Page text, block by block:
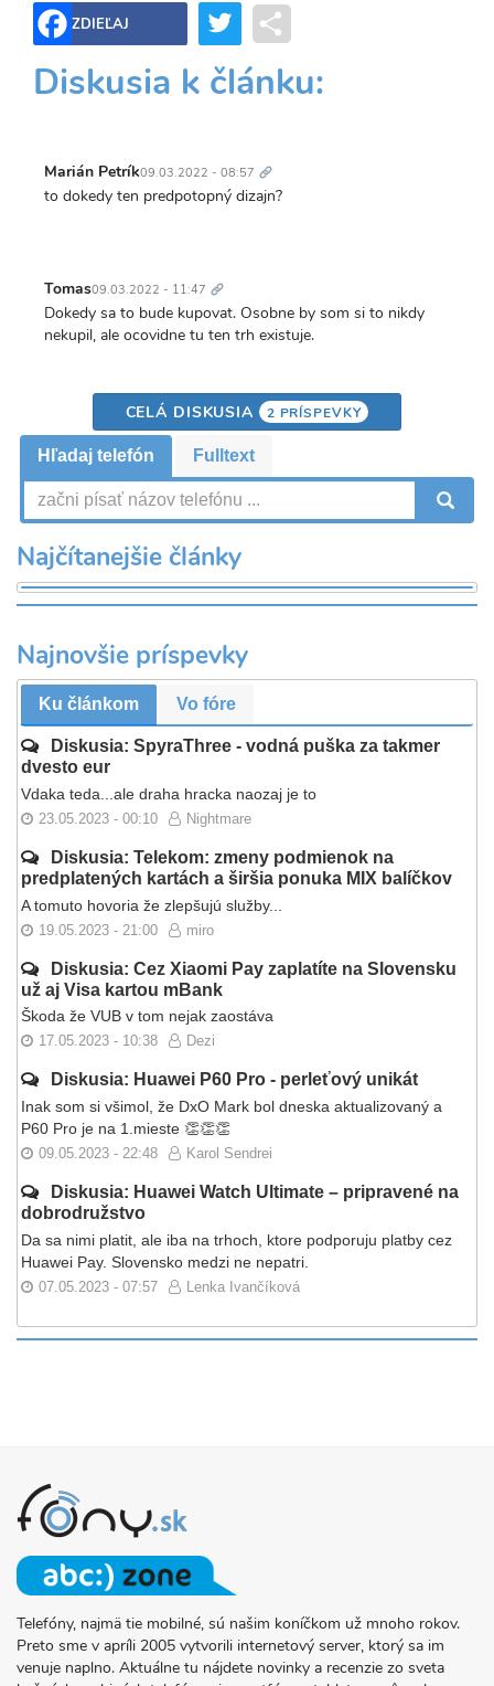
ZDIEĽAJ Twitter
Diskusia k článku:
Marián Petrík09.03.2022 - 08:57 odkaz
to dokedy ten predpotopný dizajn?
Tomas09.03.2022 - 11:47 odkaz
Dokedy sa to bude kupovat. Osobne by som si to nikdy
nekupil, ale ocovidne tu ten trh existuje.
CELÁ DISKUSIA 2 PRÍSPEVKY
Hľadaj telefón Fulltext
Najčítanejšie články
Najnovšie príspevky
Ku článkom Vo fóre
Diskusia: SpyraThree - vodná puška za takmer
dvesto eur
Vdaka teda...ale draha hracka naozaj je to
23.05.2023 - 00:10 Nightmare
Diskusia: Telekom: zmeny podmienok na
predplatených kartách a širšia ponuka MIX balíčkov
A tomuto hovoria že zlepšujú služby...
19.05.2023 - 21:00 miro
Diskusia: Cez Xiaomi Pay zaplatíte na Slovensku
už aj Visa kartou mBank
Škoda že VUB v tom nejak zaostáva
17.05.2023 - 10:38 Dezi
Diskusia: Huawei P60 Pro - perleťový unikát
Inak som si všimol, že DxO Mark bol dneska aktualizovaný a
P60 Pro je na 1.mieste 👏👏👏
09.05.2023 - 22:48 Karol Sendrei
Diskusia: Huawei Watch Ultimate – pripravené na
dobrodružstvo
Da sa nimi platit, ale iba na trhoch, ktore podporuju platby cez
Huawei Pay. Slovensko medzi ne nepatri.
07.05.2023 - 07:57 Lenka Ivančíková
O
PROJEKTE
FONY.SK
Telefóny, najmä tie mobilné, sú našim koníčkom už mnoho rokov.
Preto sme v apríli 2005 vytvorili internetový server, ktorý sa im
venuje naplno. Aktuálne tu nájdete novinky a recenzie zo sveta